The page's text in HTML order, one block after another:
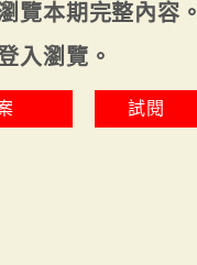
覽本期完整內容。
入瀏覽。
試閱